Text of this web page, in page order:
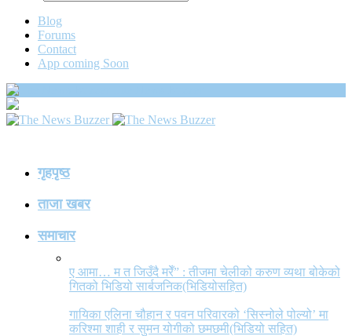
Blog
Forums
Contact
App coming Soon
गृहपृष्ठ
ताजा खबर
समाचार
ए आमा… म त जिउँदै मरेँ” : तीजमा चेलीको करुण व्यथा बोकेको
गितको भिडियो सार्बजनिक(भिडियोसहित)
गायिका एलिना चौहान र पवन परिवारको ‘सिस्नोले पोल्यो’ मा
करिश्मा शाही र सुमन योगीको छमछमी(भिडियो सहित)